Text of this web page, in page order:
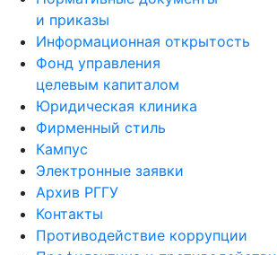
и приказы
Информационная открытость
Фонд управления
целевым капиталом
Юридическая клиника
Фирменный стиль
Кампус
Электронные заявки
Архив РГГУ
Контакты
Противодействие коррупции